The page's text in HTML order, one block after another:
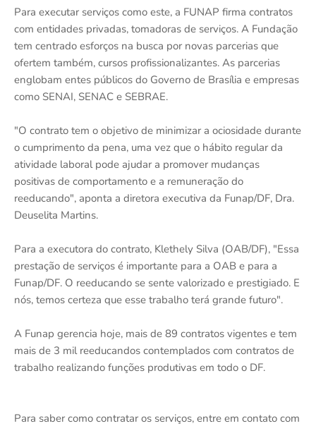
Para executar serviços como este, a FUNAP firma contratos
com entidades privadas, tomadoras de serviços. A Fundação
tem centrado esforços na busca por novas parcerias que
ofertem também, cursos profissionalizantes. As parcerias
englobam entes públicos do Governo de Brasília e empresas
como SENAI, SENAC e SEBRAE.
"O contrato tem o objetivo de minimizar a ociosidade durante
o cumprimento da pena, uma vez que o hábito regular da
atividade laboral pode ajudar a promover mudanças
positivas de comportamento e a remuneração do
reeducando", aponta a diretora executiva da Funap/DF, Dra.
Deuselita Martins.
Para a executora do contrato, Klethely Silva (OAB/DF), "Essa
prestação de serviços é importante para a OAB e para a
Funap/DF. O reeducando se sente valorizado e prestigiado. E
nós, temos certeza que esse trabalho terá grande futuro".
A Funap gerencia hoje, mais de 89 contratos vigentes e tem
mais de 3 mil reeducandos contemplados com contratos de
trabalho realizando funções produtivas em todo o DF.
Para saber como contratar os serviços, entre em contato com